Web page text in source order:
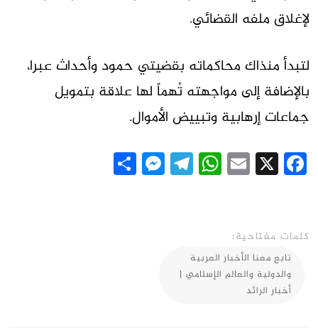
لإغلاق ملفه القضائي.
لتبدأ منذاك محاكماته بقضيتي حمود وأحداث عبرا،
بالإضافة إلى مواجهته تُهماً لها علاقة بتمويل
جماعات إرهابية وتبييض الأموال.
Facebook
X
Email
WhatsApp
Telegram
Messenger
كلمات مفتاحية:
تابع معنا الأخبار العربية
والدولية والعالم الإسلامي |
أخبار الرائد